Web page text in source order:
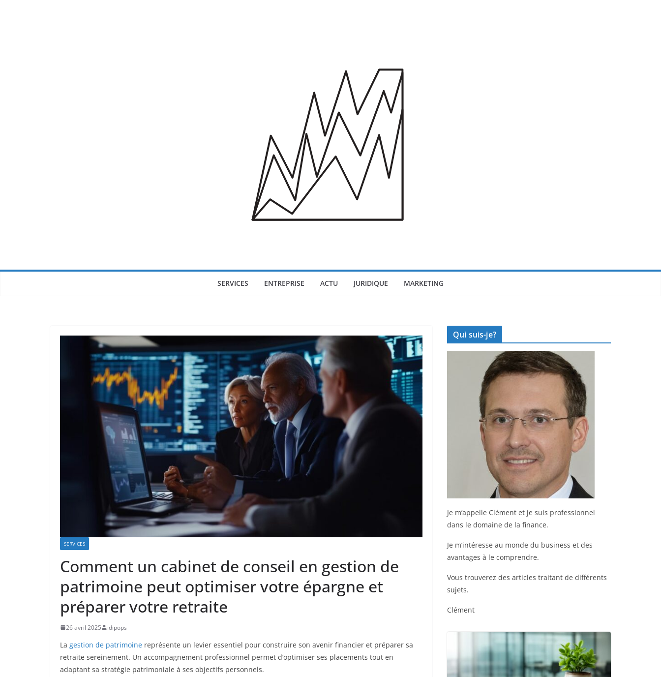
SERVICES ENTREPRISE ACTU JURIDIQUE MARKETING
SERVICES
Comment un cabinet de conseil en gestion de
patrimoine peut optimiser votre épargne et
préparer votre retraite
26 avril 2025 idipops
La gestion de patrimoine représente un levier essentiel pour construire son avenir financier et préparer sa
retraite sereinement. Un accompagnement professionnel permet d’optimiser ses placements tout en
adaptant sa stratégie patrimoniale à ses objectifs personnels.
Qui suis-je?
Je m’appelle Clément et je suis professionnel
dans le domaine de la finance.
Je m’intéresse au monde du business et des
avantages à le comprendre.
Vous trouverez des articles traitant de différents
sujets.
Clément